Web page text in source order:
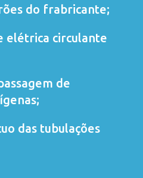
do frabricante;
elétrica circulante
de
das tubulações